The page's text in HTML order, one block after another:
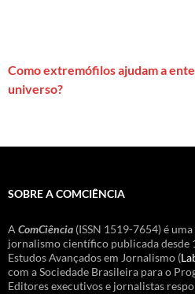
Como extremófilos ajudam a
universo?
SOBRE A COMCIÊNCIA
A ComCiência (ISSN 1519-7654) é
jornalismo científico publicada desde
Estudos Avançados em Jornalismo (
com a Sociedade Brasileira para o
Editores executivos e jornalistas